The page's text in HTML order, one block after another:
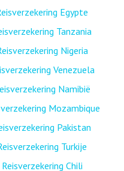
Egypte
Tanzania
Nigeria
Venezuela
Namibië
Mozambique
Pakistan
Turkije
Reisverzekering Chili